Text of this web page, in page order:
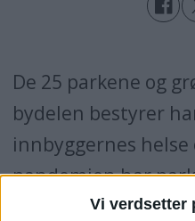
Vi verdsetter
De 25 parkene og
bydelen bestyrer
innbyggernes
pandemien har
brukt og er viktige